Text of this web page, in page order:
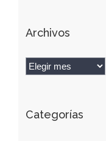
Archivos
Archivos
Categorías